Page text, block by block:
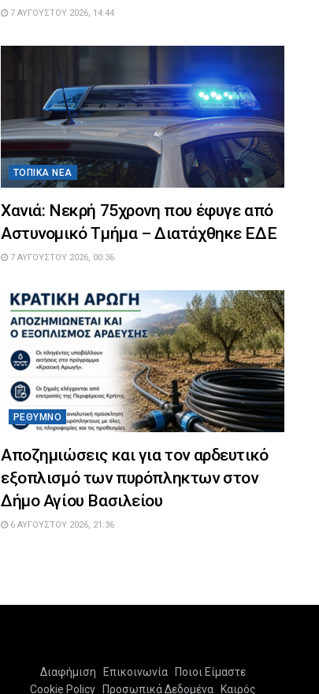
7 ΑΥΓΟΎΣΤΟΥ 2026, 14:44
ΤΟΠΙΚΆ ΝΈΑ
Χανιά: Νεκρή 75χρονη που έφυγε από
Αστυνομικό Τμήμα – Διατάχθηκε ΕΔΕ
7 ΑΥΓΟΎΣΤΟΥ 2026, 00:36
ΡΈΘΥΜΝΟ
Αποζημιώσεις και για τον αρδευτικό
εξοπλισμό των πυρόπληκτων στον
Δήμο Αγίου Βασιλείου
6 ΑΥΓΟΎΣΤΟΥ 2026, 21:36
Διαφήμιση Επικοινωνία
Ποιοι Είμαστε
Cookie Policy
Προσωπικά Δεδομένα Καιρός